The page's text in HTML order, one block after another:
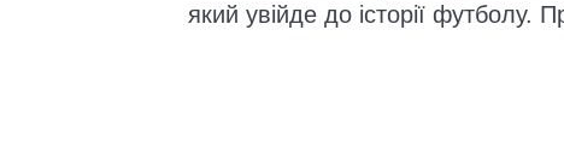
який увійде до історії футболу.